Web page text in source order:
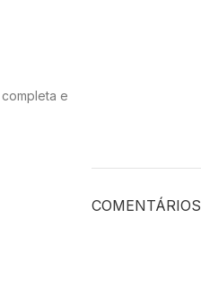
e
COMENTÁRIOS